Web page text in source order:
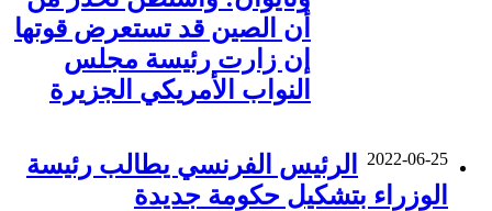
أن الصين قد تستعرض قوتها
إن زارت رئيسة مجلس
النواب الأمريكي الجزيرة
2022-06-25
الرئيس الفرنسي يطالب رئيسة
الوزراء بتشكيل حكومة جديدة